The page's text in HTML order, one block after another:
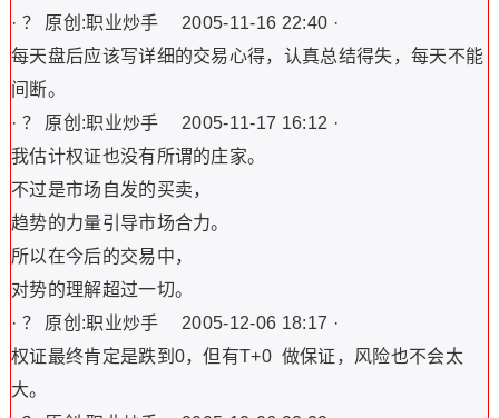
· ？ 原创:职业炒手 2005-11-16 22:40 ·
每天盘后应该写详细的交易心得，认真总结得失，每天不能
间断。
· ？ 原创:职业炒手 2005-11-17 16:12 ·
我估计权证也没有所谓的庄家。
不过是市场自发的买卖，
趋势的力量引导市场合力。
所以在今后的交易中，
对势的理解超过一切。
· ？ 原创:职业炒手 2005-12-06 18:17 ·
权证最终肯定是跌到0，但有T+0 做保证，风险也不会太
大。